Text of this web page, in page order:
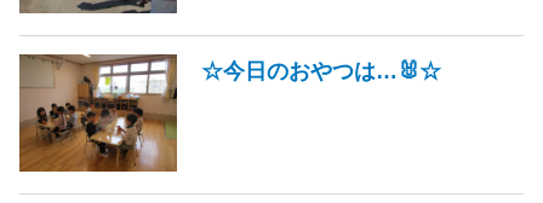
☆今日のおやつは…🐰☆